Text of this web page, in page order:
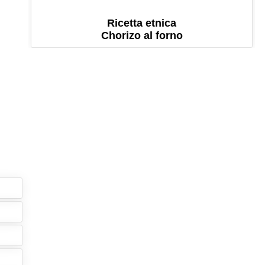
Ricetta etnica
Chorizo al forno